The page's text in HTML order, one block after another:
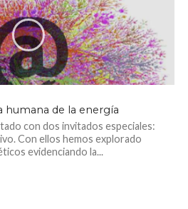
humana de la energía
con dos invitados especiales:
Con ellos hemos explorado
evidenciando la...